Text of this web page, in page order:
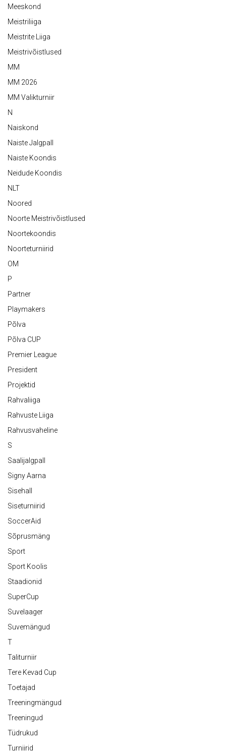
Meeskond
Meistriliiga
Meistrite Liiga
Meistrivõistlused
MM
MM 2026
MM Valikturniir
N
Naiskond
Naiste Jalgpall
Naiste Koondis
Neidude Koondis
NLT
Noored
Noorte Meistrivõistlused
Noortekoondis
Noorteturniirid
OM
P
Partner
Playmakers
Põlva
Põlva CUP
Premier League
President
Projektid
Rahvaliiga
Rahvuste Liiga
Rahvusvaheline
S
Saalijalgpall
Signy Aarna
Sisehall
Siseturniirid
SoccerAid
Sõprusmäng
Sport
Sport Koolis
Staadionid
SuperCup
Suvelaager
Suvemängud
T
Taliturniir
Tere Kevad Cup
Toetajad
Treeningmängud
Treeningud
Tüdrukud
Turniirid